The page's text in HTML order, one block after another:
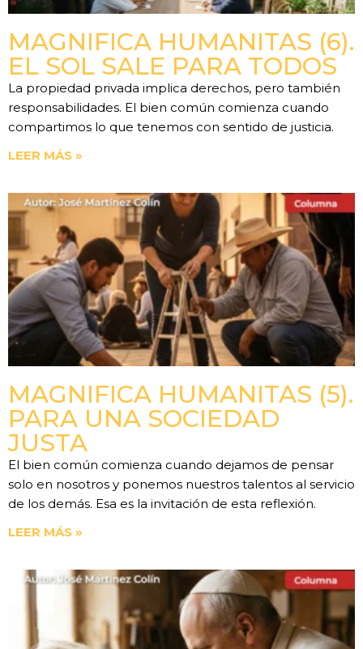
MAGNIFICA HUMANITAS (6).
EL SOL SALE PARA TODOS
La propiedad privada implica derechos, pero también
responsabilidades. El bien común comienza cuando
compartimos lo que tenemos con sentido de justicia.
LEER MÁS »
MAGNIFICA HUMANITAS (5).
PARA UNA SOCIEDAD
JUSTA
El bien común comienza cuando dejamos de pensar
solo en nosotros y ponemos nuestros talentos al servicio
de los demás. Esa es la invitación de esta reflexión.
LEER MÁS »